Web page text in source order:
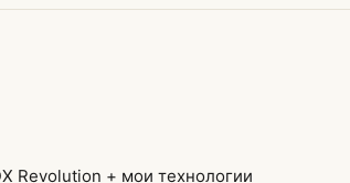
Revolution + мои технологии